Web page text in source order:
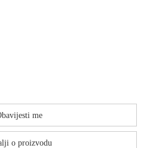
me
o proizvodu